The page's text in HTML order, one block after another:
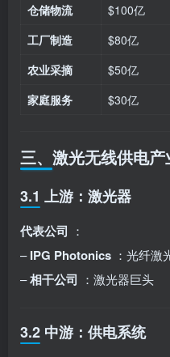
仓储物流
$100亿
工厂制造
$80亿
农业采摘
$50亿
家庭服务
$30亿
三、激光无线供电产
3.1 上游：激光器
代表公司 ：
–IPG Photonics ：光纤激
–相干公司 ：激光器巨头
3.2 中游：供电系统